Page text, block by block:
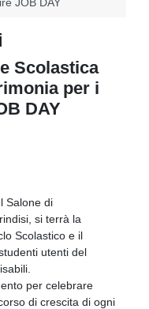
JOB DAY
Scolastica
per i
DAY
Salone di
si terrà la
Scolastico e il
utenti del
per celebrare
di crescita di ogni